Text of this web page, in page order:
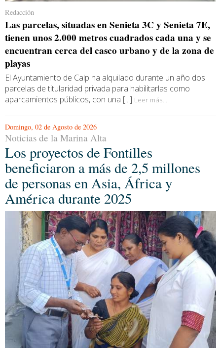
Redacción
Las parcelas, situadas en Senieta 3C y Senieta 7E,
tienen unos 2.000 metros cuadrados cada una y se
encuentran cerca del casco urbano y de la zona de
playas
El Ayuntamiento de Calp ha alquilado durante un año dos
parcelas de titularidad privada para habilitarlas como
aparcamientos públicos, con una [...] Leer más...
Domingo, 02 de Agosto de 2026
Noticias de la Marina Alta
Los proyectos de Fontilles
beneficiaron a más de 2,5 millones
de personas en Asia, África y
América durante 2025